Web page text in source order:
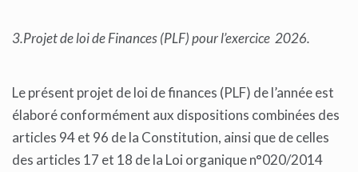
3.Projet de loi de Finances (PLF) pour l’exercice 2026.
Le présent projet de loi de finances (PLF) de l’année est
élaboré conformément aux dispositions combinées des
articles 94 et 96 de la Constitution, ainsi que de celles
des articles 17 et 18 de la Loi organique n°020/2014